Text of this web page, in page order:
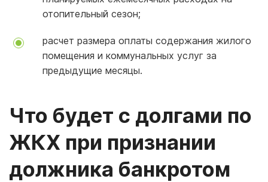
отопительный сезон;
расчет размера оплаты содержания жилого
помещения и коммунальных услуг за
предыдущие месяцы.
Что будет с долгами по
ЖКХ при признании
должника банкротом